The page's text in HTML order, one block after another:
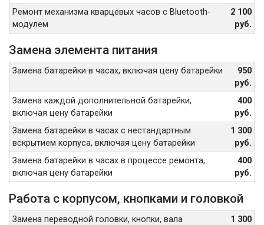
Ремонт механизма кварцевых часов с Bluetooth-
модулем
2 100
руб.
Замена элемента питания
Замена батарейки в часах, включая цену батарейки
950
руб.
Замена каждой дополнительной батарейки,
включая цену батарейки
400
руб.
Замена батарейки в часах с нестандартным
вскрытием корпуса, включая цену батарейки
1 300
руб.
Замена батарейки в часах в процессе ремонта,
включая цену батарейки
400
руб.
Работа с корпусом, кнопками и головкой
Замена переводной головки, кнопки, вала
1 300